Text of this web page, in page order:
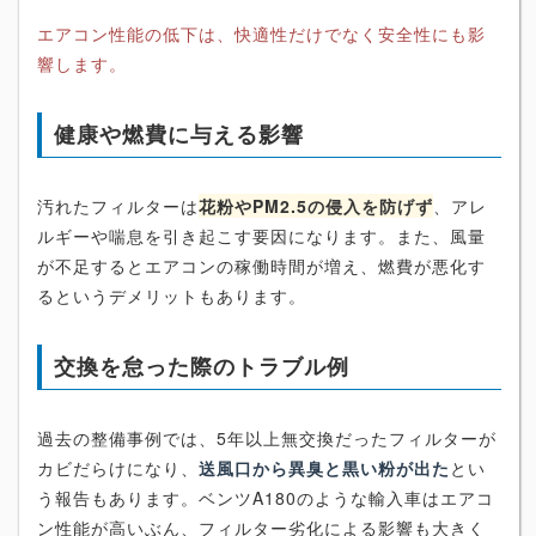
エアコン性能の低下は、快適性だけでなく安全性にも影
響します。
健康や燃費に与える影響
汚れたフィルターは花粉やPM2.5の侵入を防げず 、アレ
ルギーや喘息を引き起こす要因になります。また、風量
が不足するとエアコンの稼働時間が増え、燃費が悪化す
るというデメリットもあります。
交換を怠った際のトラブル例
過去の整備事例では、5年以上無交換だったフィルターが
カビだらけになり、 送風口から異臭と黒い粉が出た とい
う報告もあります。ベンツA180のような輸入車はエアコ
ン性能が高いぶん、フィルター劣化による影響も大きく